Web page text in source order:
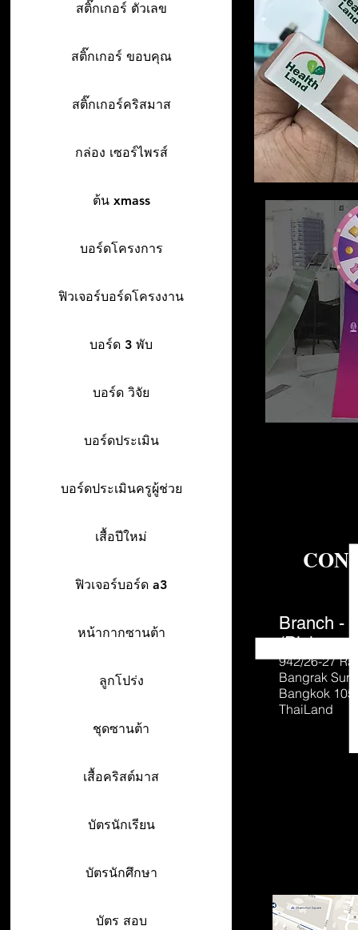
สติ๊กเกอร์ ตัวเลข
สติ๊กเกอร์ ขอบคุณ
สติ๊กเกอร์คริสมาส
กล่อง เซอร์ไพรส์
ต้น xmass
บอร์ดโครงการ
ฟิวเจอร์บอร์ดโครงงาน
บอร์ด 3 พับ
บอร์ด วิจัย
บอร์ดประเมิน
บอร์ดประเมินครูผู้ช่วย
เสื้อปีใหม่
ฟิวเจอร์บอร์ด a3
หน้ากากซานต้า
ลูกโปร่ง
ชุดซานต้า
เสื้อคริสต์มาส
บัตรนักเรียน
บัตรนักศึกษา
บัตร สอบ
Branch -
(Pick-up
942/26-27
Bangrak
Bangkok
ThaiLand